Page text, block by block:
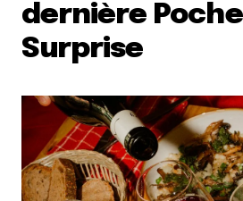
dernière
Surprise